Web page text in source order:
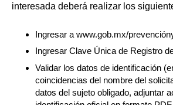
interesada deberá realizar los
Ingresar a www.gob.mx/
Ingresar Clave Única de Registro
Validar los datos de identificación
coincidencias del nombre del
datos del sujeto obligado, adjuntar